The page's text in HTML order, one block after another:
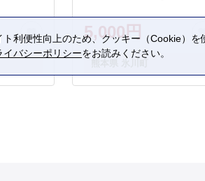
5,000円
利便性向上のため、クッキー（Cookie）
イバシーポリシーをお読みください。